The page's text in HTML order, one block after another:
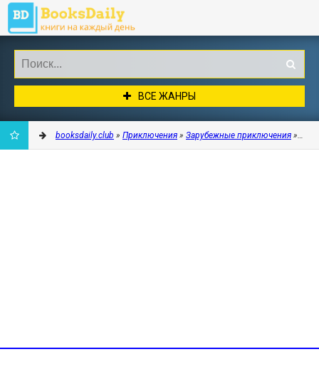
ВСЕ ЖАНРЫ
booksdaily.club » Приключения » Зарубежные приключения »